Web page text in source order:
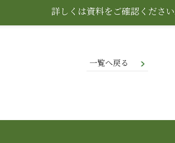
詳しくは資料をご確認ください
一覧へ戻る